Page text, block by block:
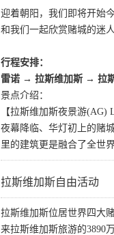
迎着朝阳，我们即将开始
和我们一起欣赏赌城的迷人
行程安排：
雷诺 → 拉斯维加斯 → 拉
景点介绍：
【拉斯维加斯夜景游(AG)
夜幕降临、华灯初上的赌
里的建筑更是融合了全世
拉斯维加斯自由活动
拉斯维加斯位居世界四大
来拉斯维加斯旅游的3890